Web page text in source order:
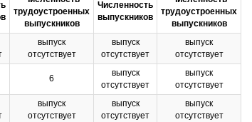
трудоустроенных
выпускников
Численность
выпускников
трудоустроенных
выпускников
выпуск
отсутствует
выпуск
отсутствует
выпуск
отсутствует
6
выпуск
отсутствует
выпуск
отсутствует
выпуск
отсутствует
выпуск
отсутствует
выпуск
отсутствует